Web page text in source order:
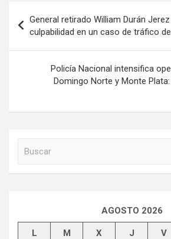
Navegación
de
entradas
General retirado William Durán
culpabilidad en un caso de tráfico
Policía Nacional intensifica
Domingo Norte y Monte
AGOSTO 2026
L M X J V